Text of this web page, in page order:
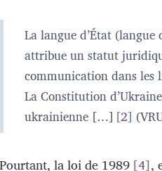
La langue d’État
attribue un statut
communication dans les
La Constitution
ukrainienne […] 2
Pourtant, la loi de 1989 4 ,